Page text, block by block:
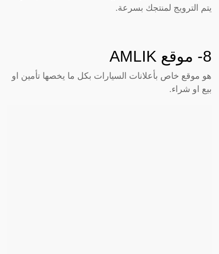
يتم الترويج لمنتجك بسرعة.
8- موقع AMLIK
هو موقع خاص بأعلانات السيارات بكل ما يخصها تأمين او
بيع او شراء.